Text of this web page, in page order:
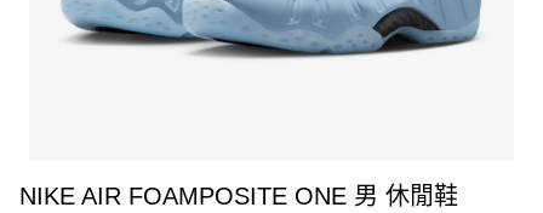
NIKE AIR FOAMPOSITE ONE 男 休閒鞋